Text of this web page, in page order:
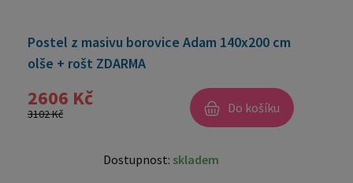
Postel z masivu borovice Adam 140x200 cm
olše + rošt ZDARMA
2606 Kč
3102 Kč Do košíku
Dostupnost: skladem